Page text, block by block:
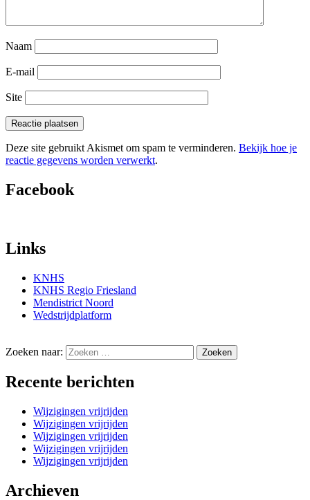
Naam
E-mail
Site
Deze site gebruikt Akismet om spam te verminderen. Bekijk hoe je
reactie gegevens worden verwerkt.
Facebook
Links
KNHS
KNHS Regio Friesland
Mendistrict Noord
Wedstrijdplatform
Zoeken naar:
Recente berichten
Wijzigingen vrijrijden
Wijzigingen vrijrijden
Wijzigingen vrijrijden
Wijzigingen vrijrijden
Wijzigingen vrijrijden
Archieven